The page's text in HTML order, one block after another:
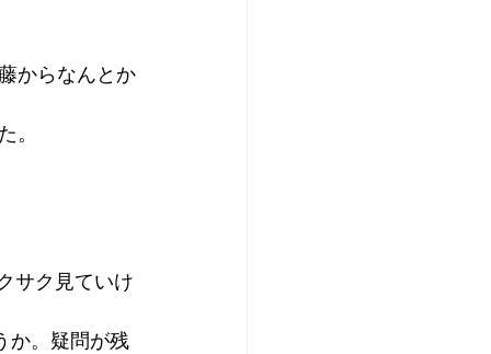
からなんとか
。
サク見ていけ
か。疑問が残